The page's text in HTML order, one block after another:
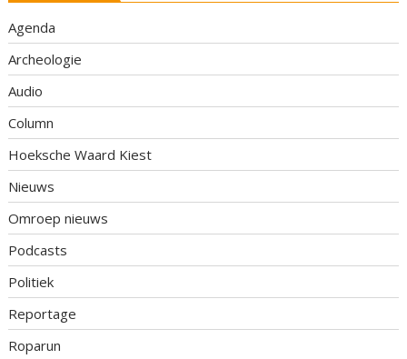
Agenda
Archeologie
Audio
Column
Hoeksche Waard Kiest
Nieuws
Omroep nieuws
Podcasts
Politiek
Reportage
Roparun